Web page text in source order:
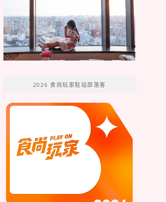
2026 食尚玩家駐站部落客